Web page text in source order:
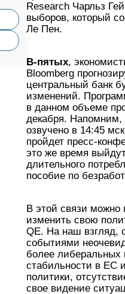
Research Чарльз
выборов, который
Ле Пен.
В-пятых,
Bloomberg
центральный банк
изменений.
в данном объеме
декабря.
озвучено в 14:45
пройдет пресс-
это же время
длительного
пособие по
В этой связи
изменить свою
QE. На наш взгляд,
событиями
более либеральных
стабильности в ЕС
политики,
свое видение